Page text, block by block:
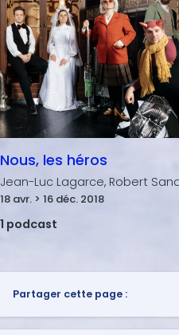
Nous, les héros
Jean-Luc Lagarce, Robert
18 avr. > 16 déc. 2018
1 podcast
Partager cette page :